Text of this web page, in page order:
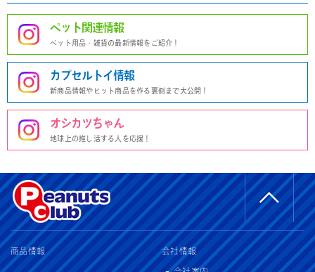
ペット関連情報
ペット用品・雑貨の最新情報をご紹介！
カプセルトイ情報
新商品情報やヒット商品を作る裏側まで大公開！
オシカツちゃん
地球上の推し活する人を応援！
商品情報 会社情報